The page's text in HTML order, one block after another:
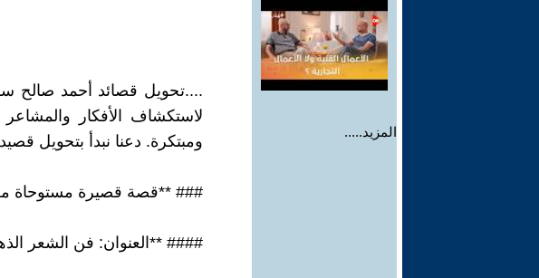
المزيد.....
....تحويل قصائد أحمد صالح
لاستكشاف الأفكار
ومبتكرة. دعنا نبدأ بتحويل
### **قصة قصيرة مستوحاة
#### **العنوان: فن الشعر